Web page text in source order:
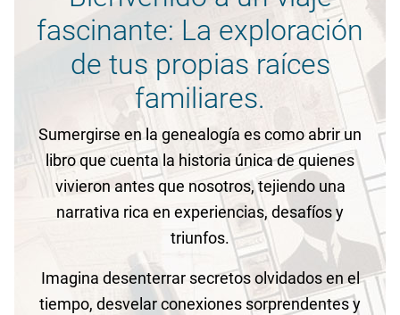
fascinante: La exploración
de tus propias raíces
familiares.
Sumergirse en la genealogía es como abrir un
libro que cuenta la historia única de quienes
vivieron antes que nosotros, tejiendo una
narrativa rica en experiencias, desafíos y
triunfos.
Imagina desenterrar secretos olvidados en el
tiempo, desvelar conexiones sorprendentes y